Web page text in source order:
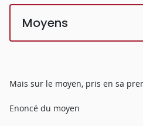
Moyens
Mais sur le moyen, pris en sa
Enoncé du moyen